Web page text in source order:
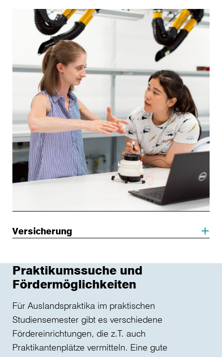
Versicherung
Praktikumssuche und
Fördermöglichkeiten
Für Auslandspraktika im praktischen
Studiensemester gibt es verschiedene
Fördereinrichtungen, die z.T. auch
Praktikantenplätze vermitteln. Eine gute